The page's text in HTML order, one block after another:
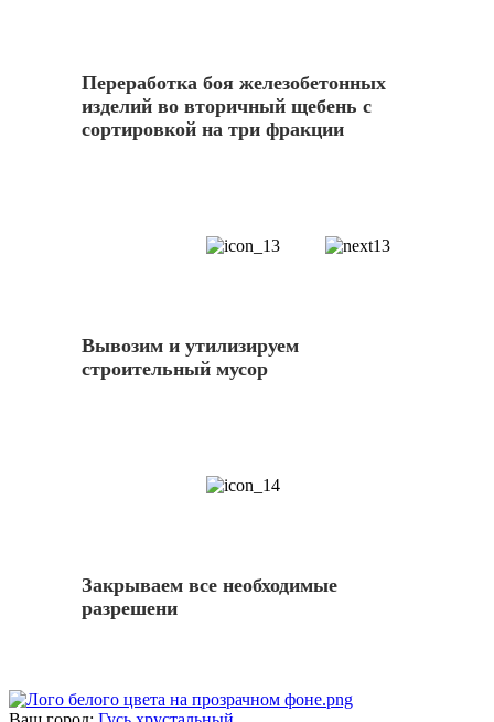
Переработка боя железобетонных
изделий во вторичный щебень с
сортировкой на три фракции
Вывозим и утилизируем
строительный мусор
Закрываем все необходимые
разрешени